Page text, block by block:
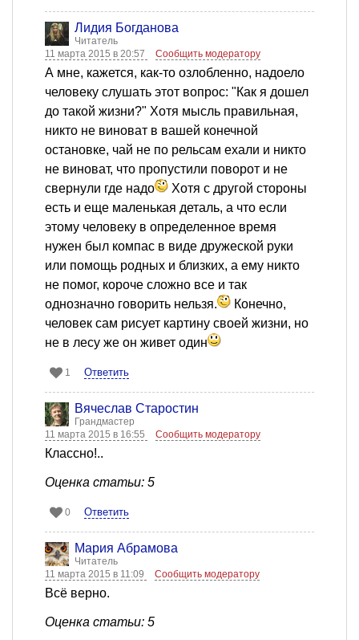
Лидия Богданова
Читатель
11 марта 2015 в 20:57
Сообщить модератору
А мне, кажется, как-то озлобленно, надоело
человеку слушать этот вопрос: "Как я дошел
до такой жизни?" Хотя мысль правильная,
никто не виноват в вашей конечной
остановке, чай не по рельсам ехали и никто
не виноват, что пропустили поворот и не
свернули где надо
Хотя с другой стороны
есть и еще маленькая деталь, а что если
этому человеку в определенное время
нужен был компас в виде дружеской руки
или помощь родных и близких, а ему никто
не помог, короче сложно все и так
однозначно говорить нельзя.
Конечно,
человек сам рисует картину своей жизни, но
не в лесу же он живет один
1 Ответить
Вячеслав Старостин
Грандмастер
11 марта 2015 в 16:55
Сообщить модератору
Классно!..
Оценка статьи: 5
0 Ответить
Мария Абрамова
Читатель
11 марта 2015 в 11:09
Сообщить модератору
Всё верно.
Оценка статьи: 5